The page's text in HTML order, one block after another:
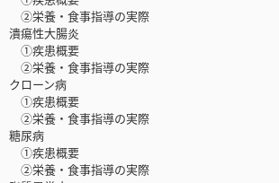
②栄養・食事指導の実際
潰瘍性大腸炎
①疾患概要
②栄養・食事指導の実際
クローン病
①疾患概要
②栄養・食事指導の実際
糖尿病
①疾患概要
②栄養・食事指導の実際